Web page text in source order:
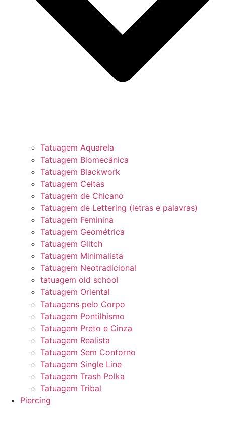
Tatuagem Aquarela
Tatuagem Biomecânica
Tatuagem Blackwork
Tatuagem Celtas
Tatuagem de Chicano
Tatuagem de Lettering (letras e palavras)
Tatuagem Feminina
Tatuagem Geométrica
Tatuagem Glitch
Tatuagem Minimalista
Tatuagem Neotradicional
tatuagem old school
Tatuagem Oriental
Tatuagens pelo Corpo
Tatuagem Pontilhismo
Tatuagem Preto e Cinza
Tatuagem Realista
Tatuagem Sem Contorno
Tatuagem Single Line
Tatuagem Trash Polka
Tatuagem Tribal
Piercing